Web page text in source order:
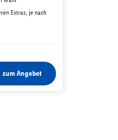
Extras, je nach
zum Angebot